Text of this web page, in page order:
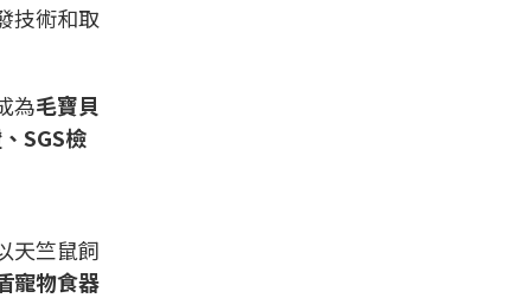
技術和取
為毛寶貝
SGS檢
天竺鼠飼
寵物食器